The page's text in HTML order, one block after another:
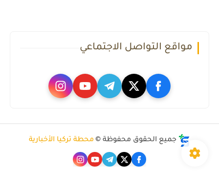
مواقع التواصل الاجتماعي
جميع الحقوق محفوظة © محطة تركيا الأخبارية